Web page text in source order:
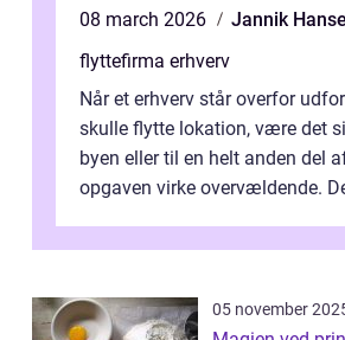
08 march 2026
Jannik
flyttefirma erhverv
Når et erhverv står overfor
skulle flytte lokation, være det
byen eller til en helt anden del
opgaven virke overvældende.
05 november